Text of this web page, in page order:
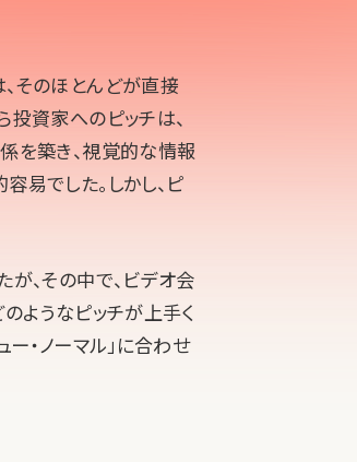
そのほとんどが直接
投資家へのピッチは、
を築き、視覚的な情報
易でした。しかし、ピ
、その中で、ビデオ会
ようなピッチが上手く
・ノーマル」に合わせ